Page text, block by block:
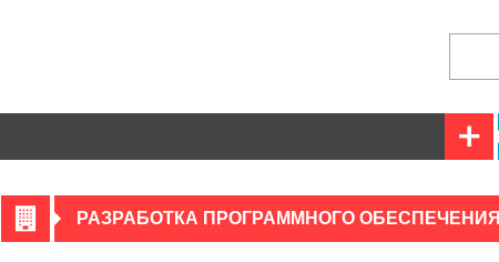
РАЗРАБОТКА ПРОГРАММНОГО ОБЕСПЕЧЕНИЯ